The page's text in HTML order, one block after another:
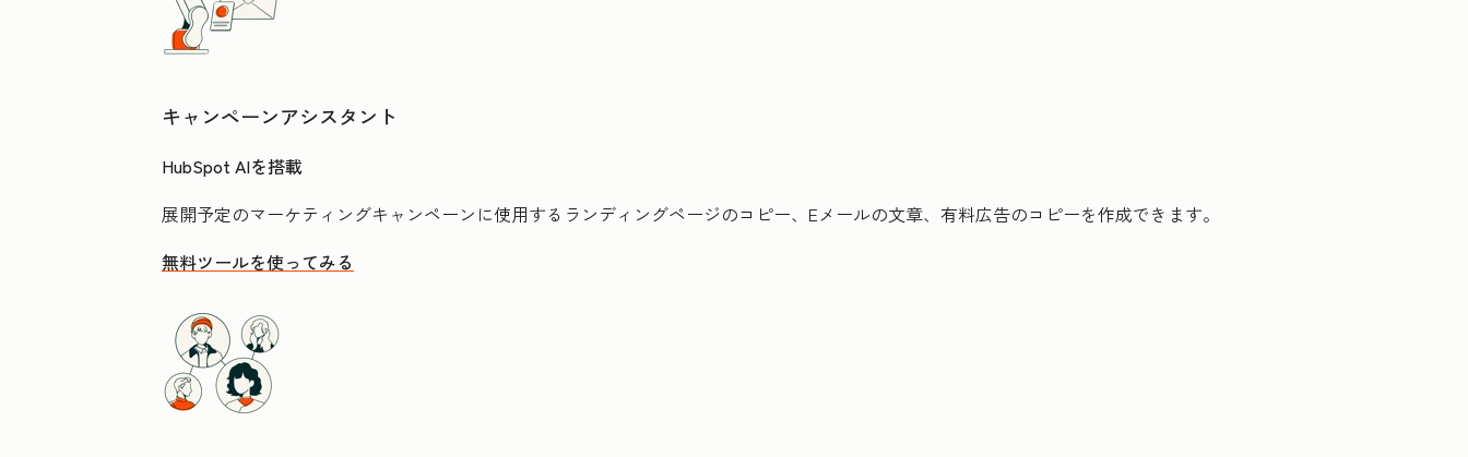
キャンペーンアシスタント
HubSpot AIを搭載
展開予定のマーケティングキャンペーンに使用するランディングページのコピー、Eメールの文章、有料広告のコピーを作成できます。
無料ツールを使ってみる